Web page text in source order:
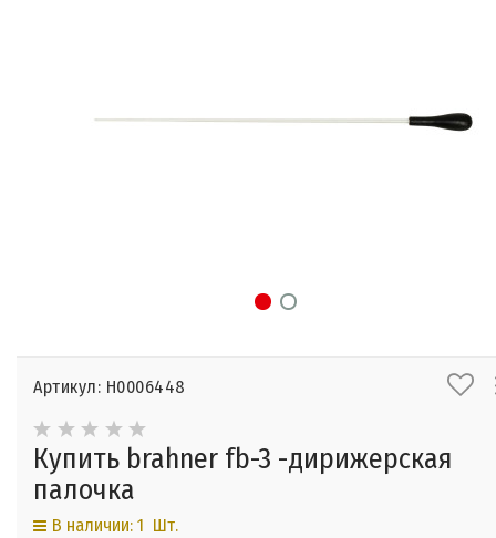
Артикул: Н0006448
Купить brahner fb-3 -дирижерская
палочка
В наличии: 1 Шт.